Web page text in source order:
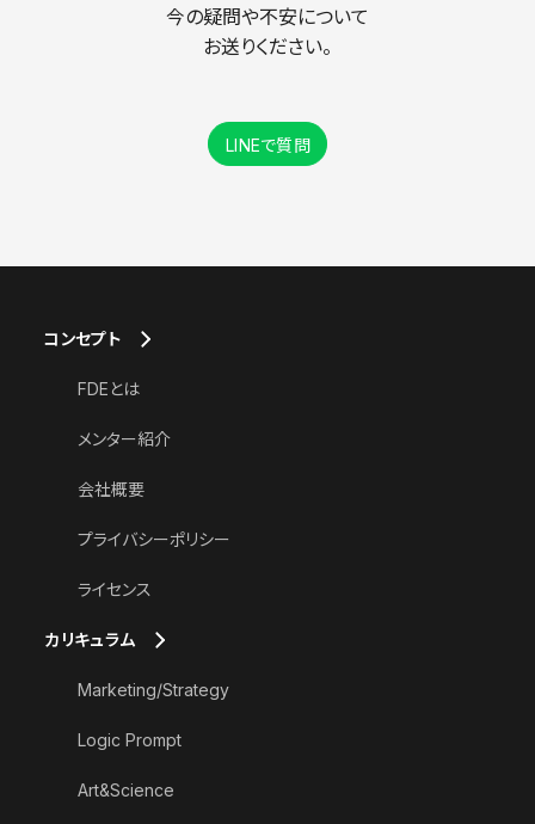
今の疑問や不安について
お送りください。
LINEで質問
コンセプト
FDEとは
メンター紹介
会社概要
プライバシーポリシー
ライセンス
カリキュラム
Marketing/Strategy
Logic Prompt
Art&Science